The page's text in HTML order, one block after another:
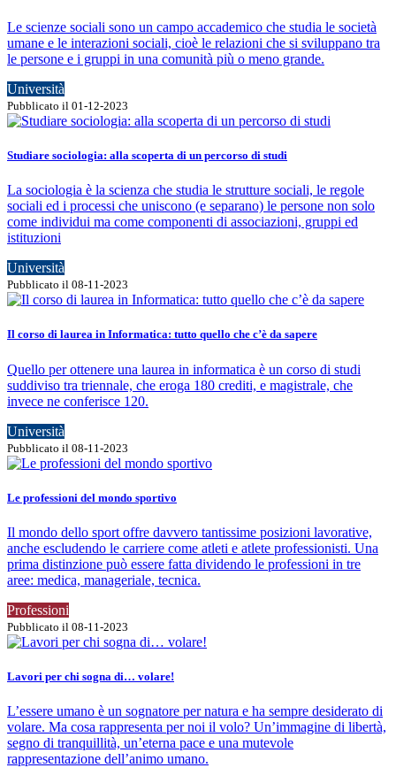
Le scienze sociali sono un campo accademico che studia le società
umane e le interazioni sociali, cioè le relazioni che si sviluppano tra
le persone e i gruppi in una comunità più o meno grande.
Università
Pubblicato il 01-12-2023
Studiare sociologia: alla scoperta di un percorso di studi
La sociologia è la scienza che studia le strutture sociali, le regole
sociali ed i processi che uniscono (e separano) le persone non solo
come individui ma come componenti di associazioni, gruppi ed
istituzioni
Università
Pubblicato il 08-11-2023
Il corso di laurea in Informatica: tutto quello che c’è da sapere
Quello per ottenere una laurea in informatica è un corso di studi
suddiviso tra triennale, che eroga 180 crediti, e magistrale, che
invece ne conferisce 120.
Università
Pubblicato il 08-11-2023
Le professioni del mondo sportivo
Il mondo dello sport offre davvero tantissime posizioni lavorative,
anche escludendo le carriere come atleti e atlete professionisti. Una
prima distinzione può essere fatta dividendo le professioni in tre
aree: medica, manageriale, tecnica.
Professioni
Pubblicato il 08-11-2023
Lavori per chi sogna di… volare!
L’essere umano è un sognatore per natura e ha sempre desiderato di
volare. Ma cosa rappresenta per noi il volo? Un’immagine di libertà,
segno di tranquillità, un’eterna pace e una mutevole
rappresentazione dell’animo umano.